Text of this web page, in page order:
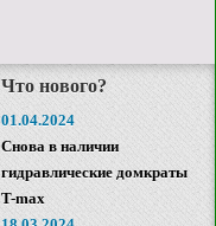
Что нового?
01.04.2024
Снова в наличии
гидравлические домкраты
T-max